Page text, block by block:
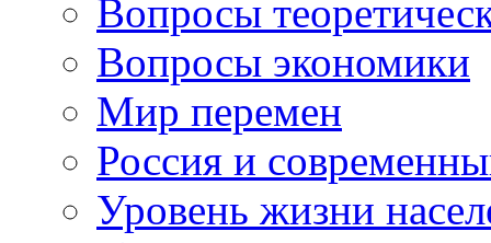
Вопросы
Вопросы экономики
Мир перемен
Россия и
Уровень жизни